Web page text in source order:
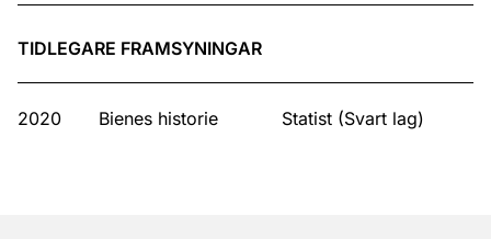
TIDLEGARE FRAMSYNINGAR
2020 Bienes historie Statist (Svart lag)